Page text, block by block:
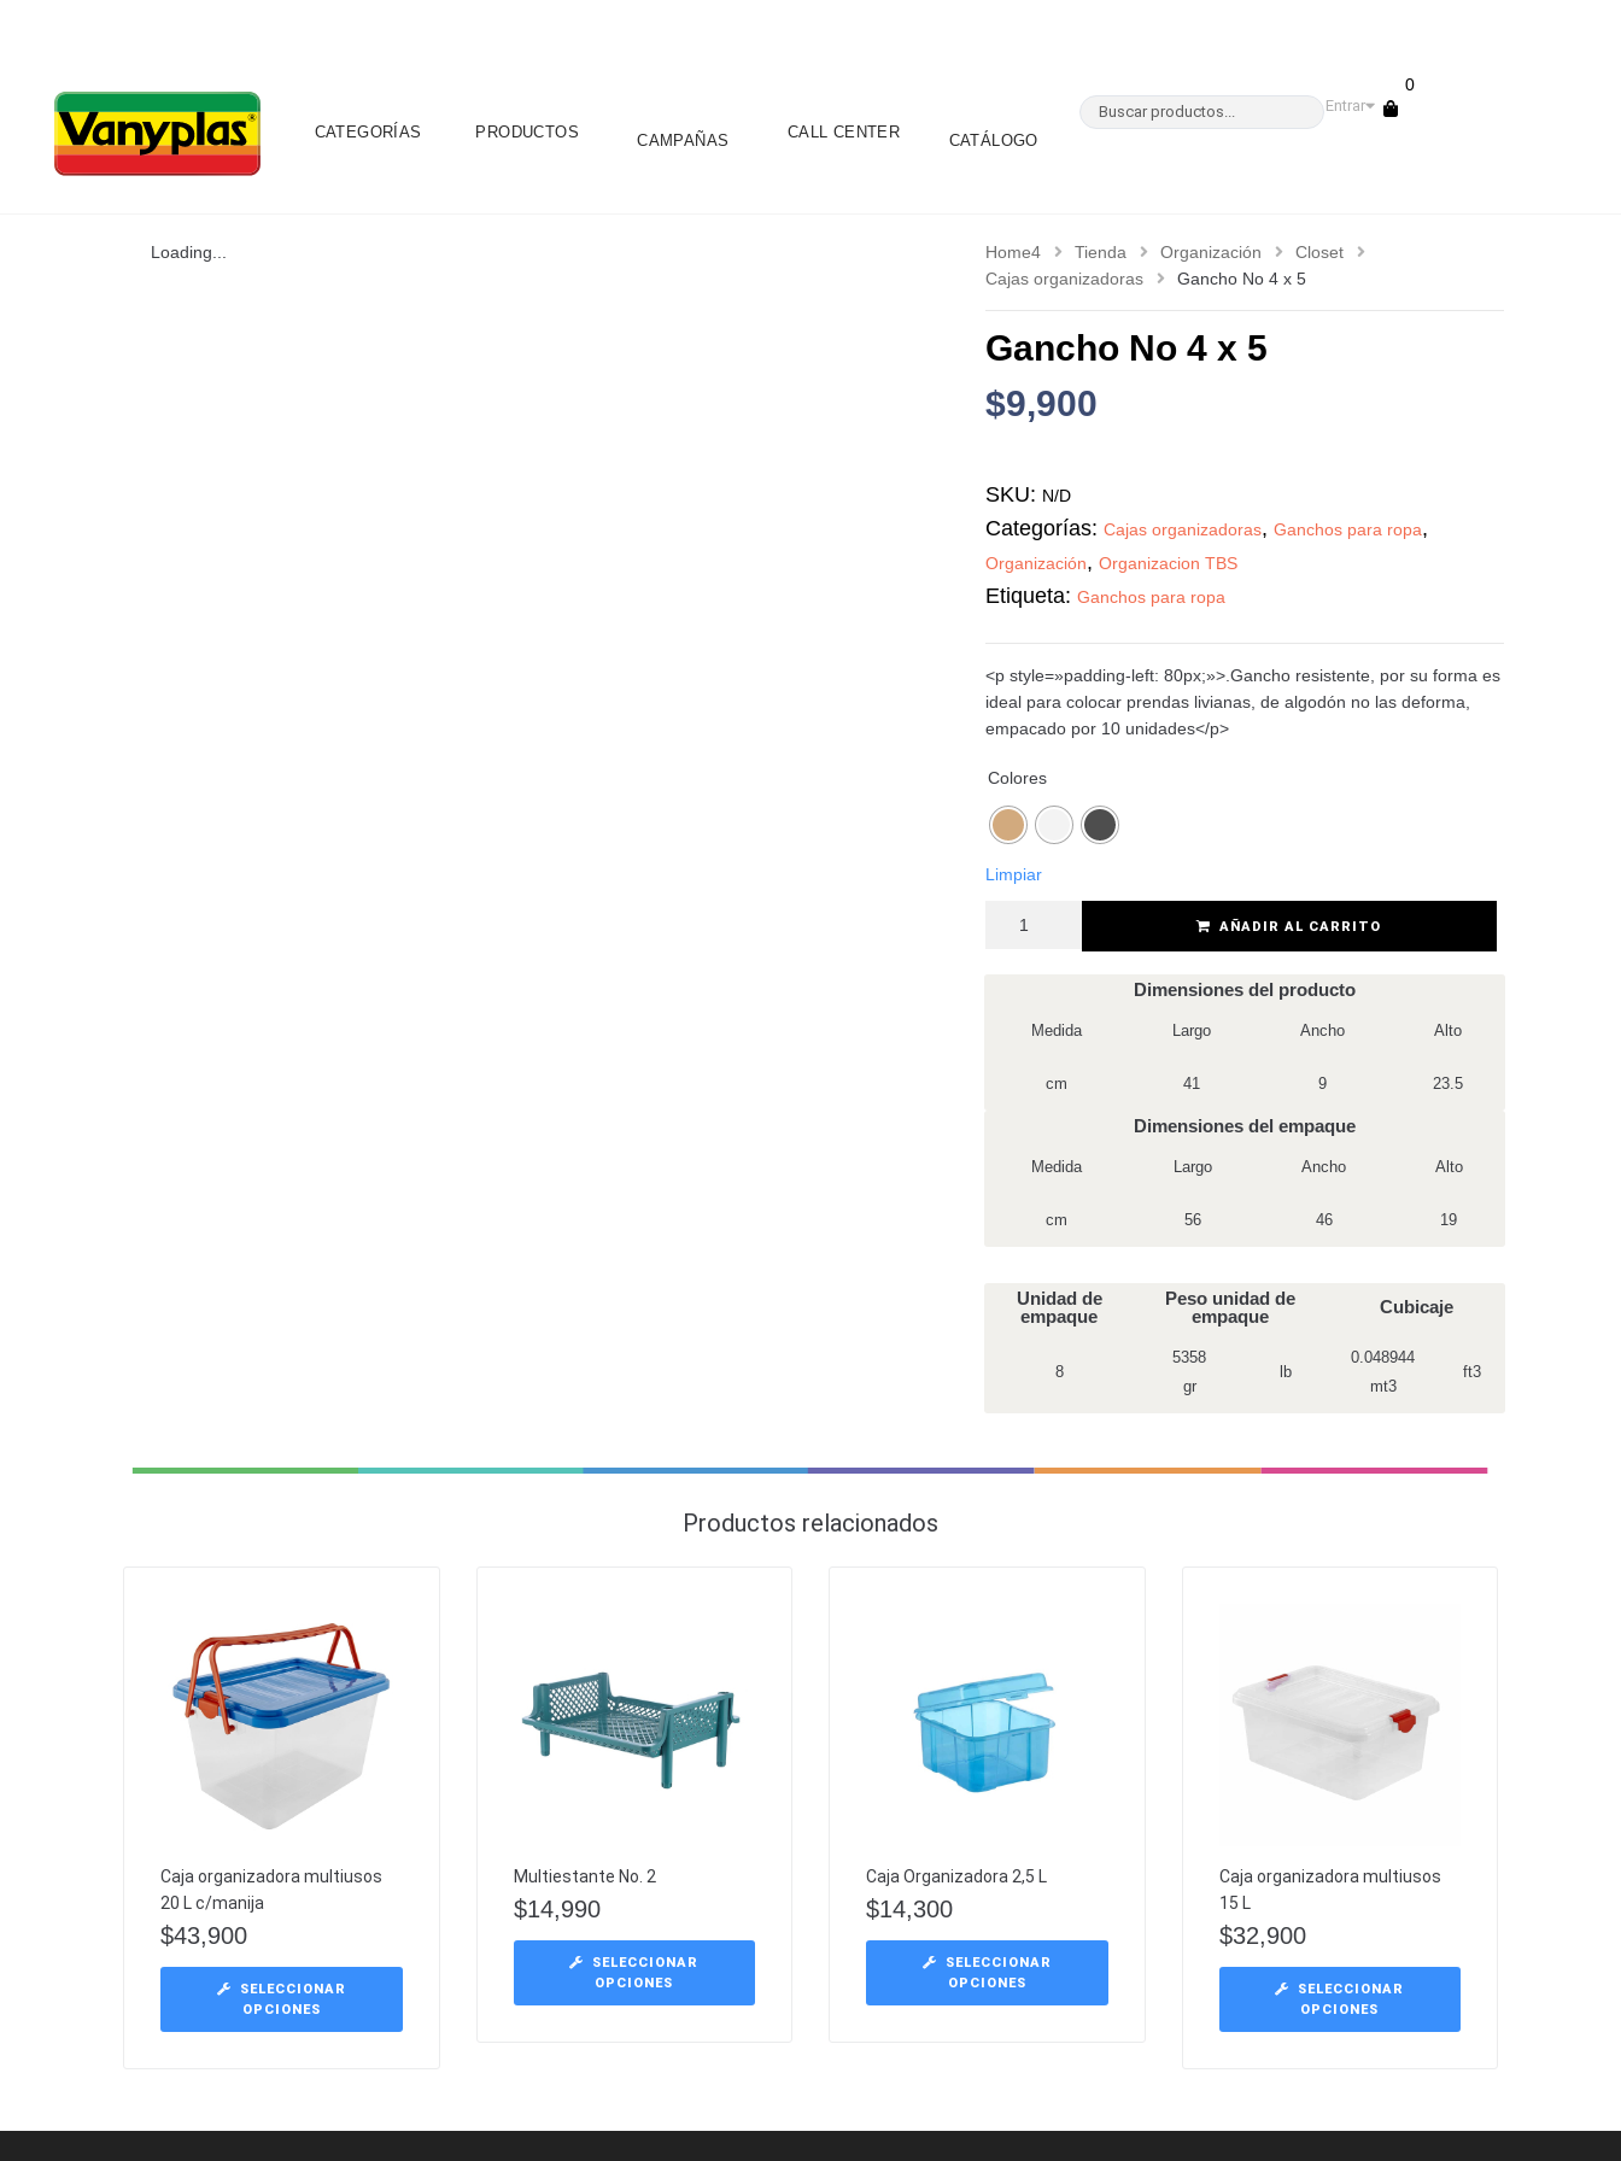
CATEGORÍAS PRODUCTOS CAMPAÑAS CALL CENTER CATÁLOGO
Entrar
0
Loading... Home4 Tienda Organización
Closet
Cajas organizadoras
Gancho No 4 x 5
Gancho No 4 x 5
$9,900
SKU: N/D
Categorías: Cajas organizadoras, Ganchos para ropa,
Organización, Organizacion TBS
Etiqueta: Ganchos para ropa
<p style=»padding-left: 80px;»>.Gancho resistente, por su forma es
ideal para colocar prendas livianas, de algodón no las deforma,
empacado por 10 unidades</p>
Colores
Limpiar
AÑADIR AL CARRITO
Dimensiones del producto
Medida Largo Ancho Alto
cm 41 9 23.5
Dimensiones del empaque
Medida Largo Ancho Alto
cm 56 46 19
Unidad de
empaque
Peso unidad de
empaque
Cubicaje
8
5358
gr
lb
0.048944
mt3
ft3
Productos relacionados
Caja organizadora multiusos
20 L c/manija
$43,900
SELECCIONAR
OPCIONES
Multiestante No. 2
$14,990
SELECCIONAR
OPCIONES
Caja Organizadora 2,5 L
$14,300
SELECCIONAR
OPCIONES
Caja organizadora multiusos
15 L
$32,900
SELECCIONAR
OPCIONES